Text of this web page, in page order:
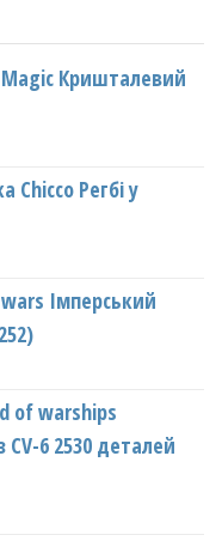
Кришталевий
Chicco Регбі у
wars Імперський
of warships
CV-6 2530 деталей